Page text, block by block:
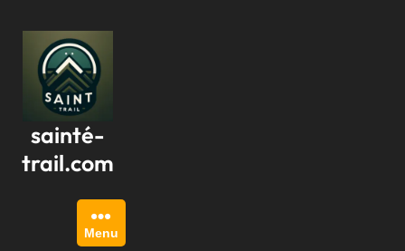
contenu
sainté-
trail.com
Menu